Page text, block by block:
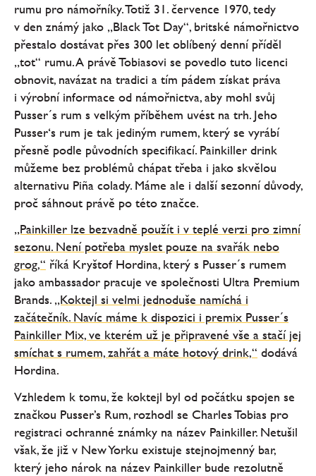
rumu pro námořníky. Totiž 31. července 1970, tedy
v den známý jako „Black Tot Day“, britské námořnictvo
přestalo dostávat přes 300 let oblíbený denní příděl
„tot“ rumu. A právě Tobiasovi se povedlo tuto licenci
obnovit, navázat na tradici a tím pádem získat práva
i výrobní informace od námořnictva, aby mohl svůj
Pusser´s rum s velkým příběhem uvést na trh. Jeho
Pusser‘s rum je tak jediným rumem, který se vyrábí
přesně podle původních specifikací. Painkiller drink
můžeme bez problémů chápat třeba i jako skvělou
alternativu Piña colady. Máme ale i další sezonní důvody,
proč sáhnout právě po této značce.
„Painkiller lze bezvadně použít i v teplé verzi pro zimní
sezonu. Není potřeba myslet pouze na svařák nebo
grog,“ říká Kryštof Hordina, který s Pusser´s rumem
jako ambassador pracuje ve společnosti Ultra Premium
Brands. „Koktejl si velmi jednoduše namíchá i
začátečník. Navíc máme k dispozici i premix Pusser´s
Painkiller Mix, ve kterém už je připravené vše a stačí jej
smíchat s rumem, zahřát a máte hotový drink,“ dodává
Hordina.
Vzhledem k tomu, že koktejl byl od počátku spojen se
značkou Pusser’s Rum, rozhodl se Charles Tobias pro
registraci ochranné známky na název Painkiller. Netušil
však, že již v New Yorku existuje stejnojmenný bar,
který jeho nárok na název Painkiller bude rezolutně